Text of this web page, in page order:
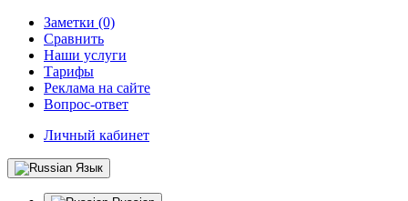
Заметки (0)
Сравнить
Наши услуги
Тарифы
Реклама на сайте
Вопрос-ответ
Личный кабинет
Язык